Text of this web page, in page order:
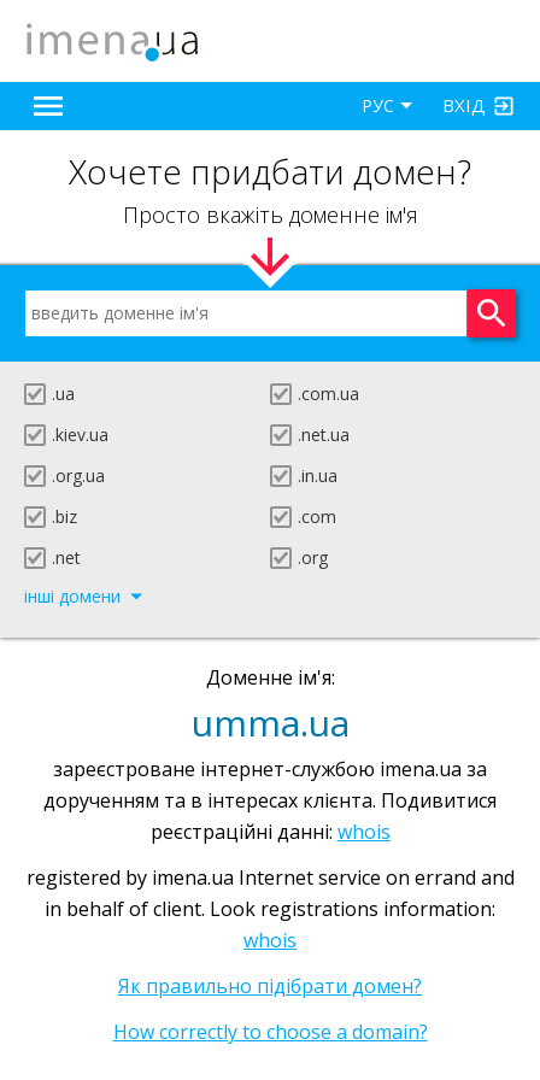
ВХІД
РУС
Хочете придбати домен?
Просто вкажіть доменне ім'я
.ua
.com.ua
.kiev.ua
.net.ua
.org.ua
.in.ua
.biz
.com
.net
.org
інші домени
Доменне ім'я:
umma.ua
зареєстроване інтернет-службою imena.ua за
дорученням та в інтересах клієнта. Подивитися
реєстраційні данні: whois
registered by imena.ua Internet service on errand and
in behalf of client. Look registrations information:
whois
Як правильно підібрати домен?
How correctly to choose a domain?